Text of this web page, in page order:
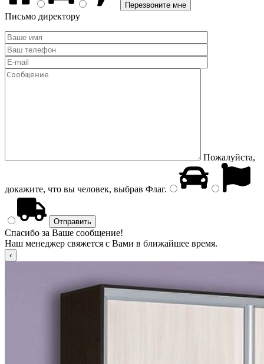
Письмо директору
Пожалуйста,
докажите, что вы человек, выбрав Флаг.
Спасибо за Ваше сообщение!
Наш менеджер свяжется с Вами в ближайшее время.